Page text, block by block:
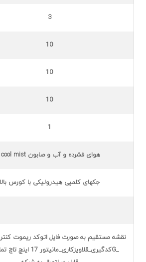
3
10
10
10
1
هوای فشرده و آب و صابون cool mist
جکهای کلمپی هیدرولیکی با کورس بالا
نقشه مستقیم به صورت فایل اتوکد ریموت
_Gکدگیری_قلاویزکاری_مانیتور 17 اینچ تاچ تمام رنگی_